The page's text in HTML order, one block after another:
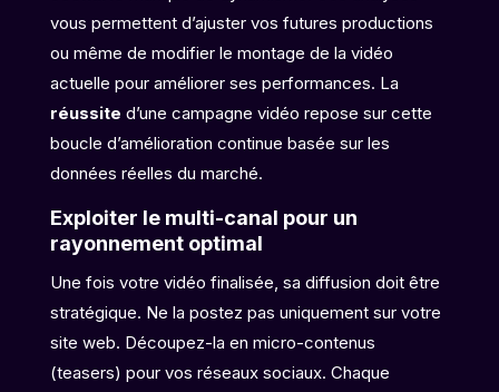
vous permettent d’ajuster vos futures productions
ou même de modifier le montage de la vidéo
actuelle pour améliorer ses performances. La
réussite d’une campagne vidéo repose sur cette
boucle d’amélioration continue basée sur les
données réelles du marché.
Exploiter le multi-canal pour un
rayonnement optimal
Une fois votre vidéo finalisée, sa diffusion doit être
stratégique. Ne la postez pas uniquement sur votre
site web. Découpez-la en micro-contenus
(teasers) pour vos réseaux sociaux. Chaque